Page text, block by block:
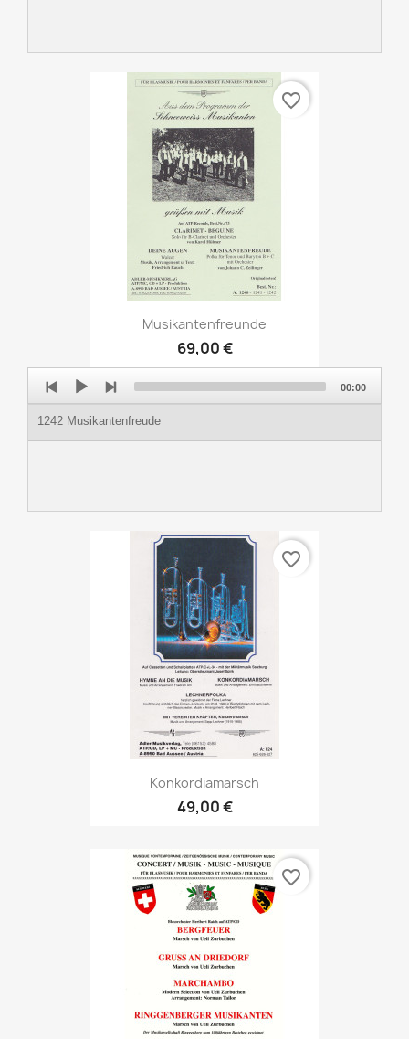
Musikantenfreunde
69,00 €
favorite_border
Player
1242 Musikantenfreude
00:00
Konkordiamarsch
49,00 €
favorite_border
favorite_border